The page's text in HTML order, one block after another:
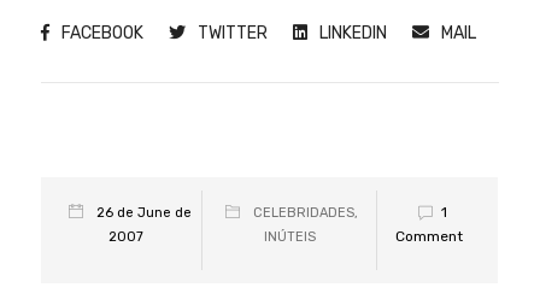
FACEBOOK TWITTER LINKEDIN MAIL
26 de June de
2007
CELEBRIDADES,
INÚTEIS
1
Comment